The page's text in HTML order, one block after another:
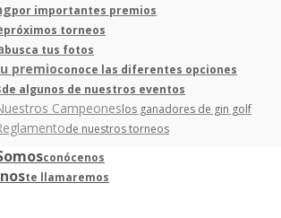
por importantes premios
próximos torneos
busca tus fotos
premioconoce las diferentes opciones
de algunos de nuestros eventos
Campeoneslos ganadores de gin golf
de nuestros torneos
conócenos
te llamaremos